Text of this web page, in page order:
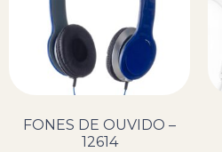
FONES DE OUVIDO –
12614